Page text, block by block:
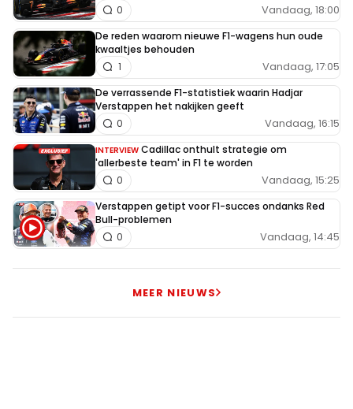
Vandaag, 18:00
0
De reden waarom nieuwe F1-wagens hun oude
kwaaltjes behouden
Vandaag, 17:05
1
De verrassende F1-statistiek waarin Hadjar
Verstappen het nakijken geeft
Vandaag, 16:15
0
INTERVIEW Cadillac onthult strategie om
'allerbeste team' in F1 te worden
Vandaag, 15:25
0
Verstappen getipt voor F1-succes ondanks Red
Bull-problemen
Vandaag, 14:45
0
MEER NIEUWS